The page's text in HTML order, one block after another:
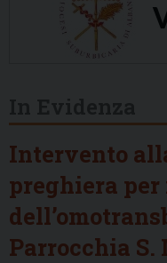
Intervento
preghiera
Parrocchia